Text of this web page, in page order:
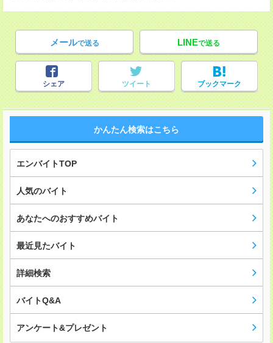
メールで送る LINEで送る
シェア ツイート ブックマーク
かんたん検索はこちら
エンバイトTOP
人気のバイト
あなたへのおすすめバイト
最近見たバイト
詳細検索
バイトQ&A
アンケート&プレゼント